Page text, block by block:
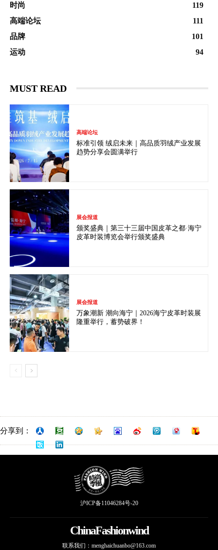
时尚
119
高端论坛
111
品牌
101
运动
94
MUST READ
高端论坛
标准引领 绒启未来｜高品质羽绒产业发展
趋势分享会圆满举行
展会报道
颁奖盛典｜第三十三届中国皮革之都·海宁
皮革时装博览会举行颁奖盛典
展会报道
万象潮新 潮向海宁｜2026海宁皮革时装展
隆重举行，蓄势破界！
分享到：
沪ICP备11046284号-20
ChinaFashionwind
联系我们： menghaichuanbo@163.com